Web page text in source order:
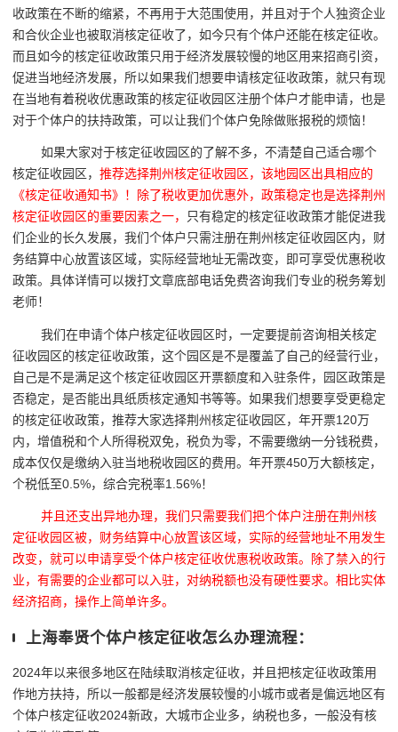
收政策在不断的缩紧，不再用于大范围使用，并且对于个人独资企业
和合伙企业也被取消核定征收了，如今只有个体户还能在核定征收。
而且如今的核定征收政策只用于经济发展较慢的地区用来招商引资，
促进当地经济发展，所以如果我们想要申请核定征收政策，就只有现
在当地有着税收优惠政策的核定征收园区注册个体户才能申请， 也是
对于个体户的扶持政策，可以让我们个体户免除做账报税的烦恼！
如果大家对于核定征收园区的了解不多，不清楚自己适合哪个
核定征收园区， 推荐选择荆州核定征收园区，该地园区出具相应的
《核定征收通知书》！除了税收更加优惠外，政策稳定也是选择荆州
核定征收园区的重要因素之一，
只有稳定的核定征收政策才能促进我
们企业的长久发展，我们个体户只需注册在荆州核定征收园区内，财
务结算中心放置该区域，实际经营地址无需改变，即可享受优惠税收
政策。具体详情可以拨打文章底部电话免费咨询我们专业的税务筹划
老师！
我们在申请个体户核定征收园区时，一定要提前咨询相关核定
征收园区的核定征收政策，这个园区是不是覆盖了自己的经营行业，
自己是不是满足这个核定征收园区开票额度和入驻条件，园区政策是
否稳定，是否能出具纸质核定通知书等等。如果我们想要享受更稳定
的核定征收政策，推荐大家选择荆州核定征收园区，年开票120万
内，增值税和个人所得税双免，税负为零，不需要缴纳一分钱税费，
成本仅仅是缴纳入驻当地税收园区的费用。年开票450万大额核定，
个税低至0.5%，综合完税率1.56%！
并且还支出异地办理，我们只需要我们把个体户注册在荆州核
定征收园区被，财务结算中心放置该区域，实际的经营地址不用发生
改变，就可以申请享受个体户核定征收优惠税收政策。除了禁入的行
业，有需要的企业都可以入驻，对纳税额也没有硬性要求。相比实体
经济招商，操作上简单许多。
上海奉贤个体户核定征收怎么办理流程：
2024年以来很多地区在陆续取消核定征收，并且把核定征收政策用
作地方扶持，所以一般都是经济发展较慢的小城市或者是偏远地区有
个体户核定征收2024新政，大城市企业多，纳税也多，一般没有核